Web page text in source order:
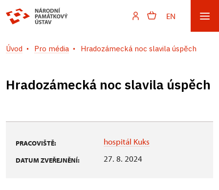
EN
Úvod Pro média Hradozámecká noc slavila úspěch
Hradozámecká noc slavila úspěch
PRACOVIŠTĚ: hospitál Kuks
DATUM ZVEŘEJNĚNÍ: 27. 8. 2024